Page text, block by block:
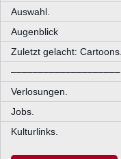
Auswahl.
Augenblick
Zuletzt gelacht: Cartoons.
––––––––––––––––––––
Verlosungen.
Jobs.
Kulturlinks.